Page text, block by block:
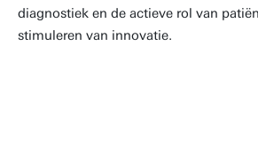
diagnostiek en de actieve rol van
stimuleren van innovatie.